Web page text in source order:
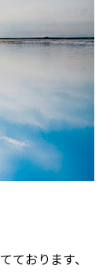
ております、